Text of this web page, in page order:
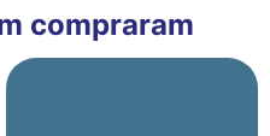
compraram